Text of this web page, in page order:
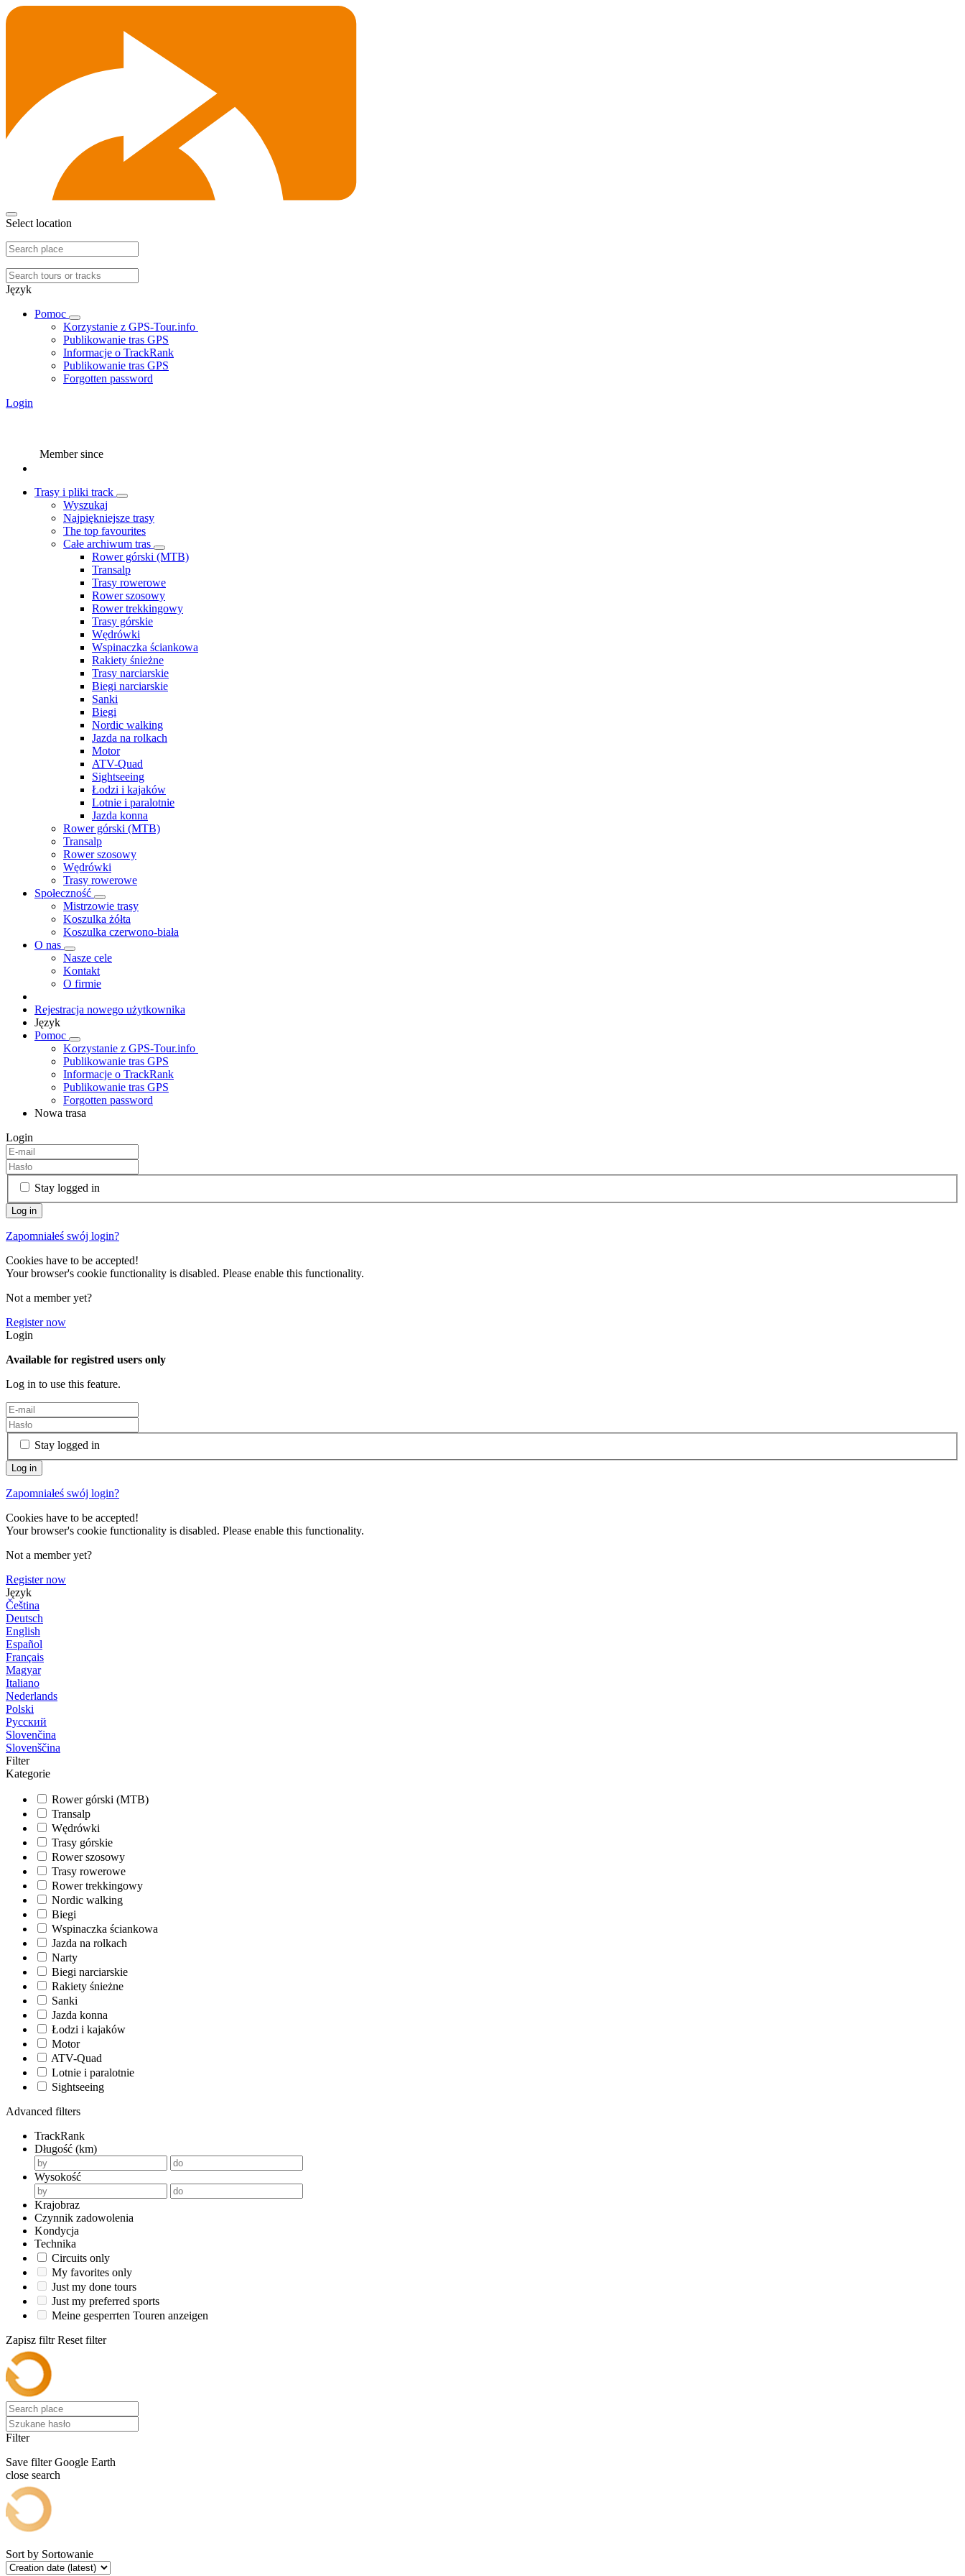
Select location
Język
Pomoc
Korzystanie z GPS-Tour.info
Publikowanie tras GPS
Informacje o TrackRank
Publikowanie tras GPS
Forgotten password
Login
Member since
Trasy i pliki track
Wyszukaj
Najpiękniejsze trasy
The top favourites
Całe archiwum tras
Rower górski (MTB)
Transalp
Trasy rowerowe
Rower szosowy
Rower trekkingowy
Trasy górskie
Wędrówki
Wspinaczka ściankowa
Rakiety śnieżne
Trasy narciarskie
Biegi narciarskie
Sanki
Biegi
Nordic walking
Jazda na rolkach
Motor
ATV-Quad
Sightseeing
Łodzi i kajaków
Lotnie i paralotnie
Jazda konna
Rower górski (MTB)
Transalp
Rower szosowy
Wędrówki
Trasy rowerowe
Społeczność
Mistrzowie trasy
Koszulka żółta
Koszulka czerwono-biała
O nas
Nasze cele
Kontakt
O firmie
Rejestracja nowego użytkownika
Język
Pomoc
Korzystanie z GPS-Tour.info
Publikowanie tras GPS
Informacje o TrackRank
Publikowanie tras GPS
Forgotten password
Nowa trasa
Login
Stay logged in
Zapomniałeś swój login?
Cookies have to be accepted!
Your browser's cookie functionality is disabled. Please enable this functionality.
Not a member yet?
Register now
Login
Available for registred users only
Log in to use this feature.
Stay logged in
Zapomniałeś swój login?
Cookies have to be accepted!
Your browser's cookie functionality is disabled. Please enable this functionality.
Not a member yet?
Register now
Język
Čeština
Deutsch
English
Español
Français
Magyar
Italiano
Nederlands
Polski
Русский
Slovenčina
Slovenščina
Filter
Kategorie
Rower górski (MTB)
Transalp
Wędrówki
Trasy górskie
Rower szosowy
Trasy rowerowe
Rower trekkingowy
Nordic walking
Biegi
Wspinaczka ściankowa
Jazda na rolkach
Narty
Biegi narciarskie
Rakiety śnieżne
Sanki
Jazda konna
Łodzi i kajaków
Motor
ATV-Quad
Lotnie i paralotnie
Sightseeing
Advanced filters
TrackRank
Długość (km)
Wysokość
Krajobraz
Czynnik zadowolenia
Kondycja
Technika
Circuits only
My favorites only
Just my done tours
Just my preferred sports
Meine gesperrten Touren anzeigen
Zapisz filtr Reset filter
Filter
Save filter Google Earth
close search
Sort by Sortowanie